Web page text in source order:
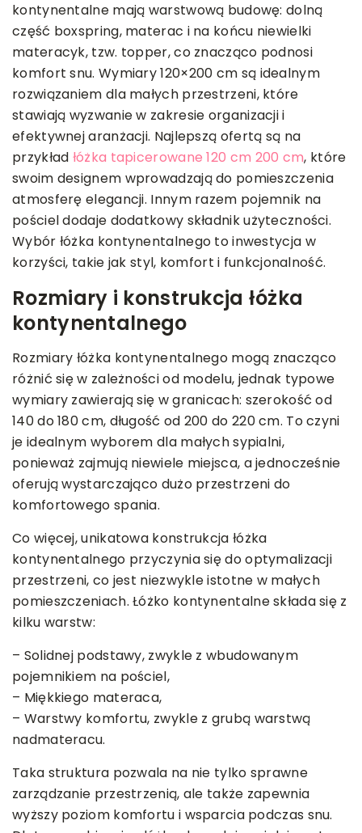
kontynentalne mają warstwową budowę: dolną
część boxspring, materac i na końcu niewielki
materacyk, tzw. topper, co znacząco podnosi
komfort snu. Wymiary 120×200 cm są idealnym
rozwiązaniem dla małych przestrzeni, które
stawiają wyzwanie w zakresie organizacji i
efektywnej aranżacji. Najlepszą ofertą są na
przykład łóżka tapicerowane 120 cm 200 cm, które
swoim designem wprowadzają do pomieszczenia
atmosferę elegancji. Innym razem pojemnik na
pościel dodaje dodatkowy składnik użyteczności.
Wybór łóżka kontynentalnego to inwestycja w
korzyści, takie jak styl, komfort i funkcjonalność.
Rozmiary i konstrukcja łóżka
kontynentalnego
Rozmiary łóżka kontynentalnego mogą znacząco
różnić się w zależności od modelu, jednak typowe
wymiary zawierają się w granicach: szerokość od
140 do 180 cm, długość od 200 do 220 cm. To czyni
je idealnym wyborem dla małych sypialni,
ponieważ zajmują niewiele miejsca, a jednocześnie
oferują wystarczająco dużo przestrzeni do
komfortowego spania.
Co więcej, unikatowa konstrukcja łóżka
kontynentalnego przyczynia się do optymalizacji
przestrzeni, co jest niezwykle istotne w małych
pomieszczeniach. Łóżko kontynentalne składa się z
kilku warstw:
– Solidnej podstawy, zwykle z wbudowanym
pojemnikiem na pościel,
– Miękkiego materaca,
– Warstwy komfortu, zwykle z grubą warstwą
nadmateracu.
Taka struktura pozwala na nie tylko sprawne
zarządzanie przestrzenią, ale także zapewnia
wyższy poziom komfortu i wsparcia podczas snu.